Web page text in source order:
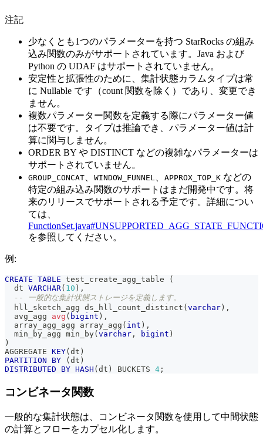
注記
少なくとも1つのパラメーターを持つ StarRocks の組み
込み関数のみがサポートされています。Java および
Python の UDAF はサポートされていません。
安定性と拡張性のために、集計状態カラムタイプは常
に Nullable です（count 関数を除く）であり、変更でき
ません。
複数パラメーター関数を定義する際にパラメーター値
は不要です。タイプは推論でき、パラメーター値は計
算に関与しません。
ORDER BY や DISTINCT などの複雑なパラメーターは
サポートされていません。
GROUP_CONCAT WINDOW_FUNNEL APPROX_TOP_K などの
特定の組み込み関数のサポートはまだ開発中です。将
来のリリースでサポートされる予定です。詳細につい
ては、
を参照してください。
例:
CREATE TABLE test_create_agg_table
(
  dt
VARCHAR( 10 ) ,
-- 一般的な集計状態ストレージを定義します。
  hll_sketch_agg ds_hll_count_distinct
( varchar ) ,
  avg_agg
avg ( bigint ) ,
  array_agg_agg array_agg
( int ) ,
  min_by_agg min_by
( varchar , bigint )
)
AGGREGATE KEY( dt )
PARTITION
BY ( dt )
DISTRIBUTED
BY HASH ( dt ) BUCKETS 4 ;
コンビネータ関数
一般的な集計状態は、コンビネータ関数を使用して中間状態
の計算とフローをカプセル化します。